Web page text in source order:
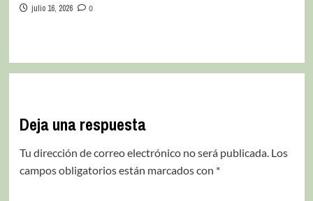
julio 16, 2026 0
Deja una respuesta
Tu dirección de correo electrónico no será publicada. Los
campos obligatorios están marcados con *